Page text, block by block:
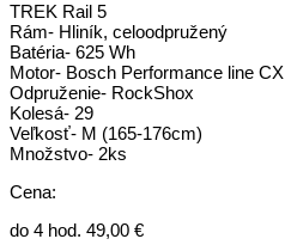
TREK Rail 5
Rám- Hliník, celoodpružený
Batéria- 625 Wh
Motor- Bosch Performance line CX
Odpruženie- RockShox
Kolesá- 29
Veľkosť- M (165-176cm)
Množstvo- 2ks
Cena:
do 4 hod. 49,00 €